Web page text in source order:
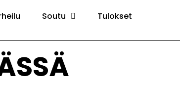
Soutu Tulokset